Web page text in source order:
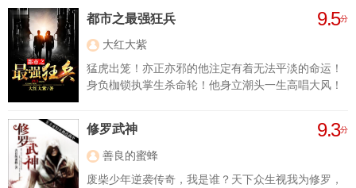
都市之最强狂兵 9.5分
大红大紫
猛虎出笼！亦正亦邪的他注定有着无法平淡的命运！
身负枷锁执掌生杀命轮！他身立潮头一生高唱大风！
修罗武神 9.3分
善良的蜜蜂
废柴少年逆袭传奇，我是谁？天下众生视我为修罗，